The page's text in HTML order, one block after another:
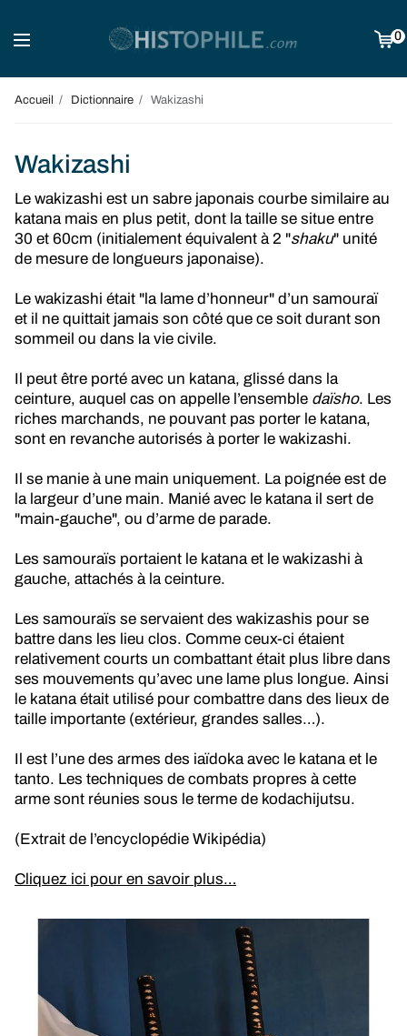
0
Accueil Dictionnaire Wakizashi
Wakizashi
Le wakizashi est un sabre japonais courbe similaire au
katana mais en plus petit, dont la taille se situe entre
30 et 60cm (initialement équivalent à 2 "shaku" unité
de mesure de longueurs japonaise).
Le wakizashi était "la lame d’honneur" d’un samouraï
et il ne quittait jamais son côté que ce soit durant son
sommeil ou dans la vie civile.
Il peut être porté avec un katana, glissé dans la
ceinture, auquel cas on appelle l’ensemble daïsho. Les
riches marchands, ne pouvant pas porter le katana,
sont en revanche autorisés à porter le wakizashi.
Il se manie à une main uniquement. La poignée est de
la largeur d’une main. Manié avec le katana il sert de
"main-gauche", ou d’arme de parade.
Les samouraïs portaient le katana et le wakizashi à
gauche, attachés à la ceinture.
Les samouraïs se servaient des wakizashis pour se
battre dans les lieu clos. Comme ceux-ci étaient
relativement courts un combattant était plus libre dans
ses mouvements qu’avec une lame plus longue. Ainsi
le katana était utilisé pour combattre dans des lieux de
taille importante (extérieur, grandes salles…).
Il est l’une des armes des iaïdoka avec le katana et le
tanto. Les techniques de combats propres à cette
arme sont réunies sous le terme de kodachijutsu.
(Extrait de l’encyclopédie Wikipédia)
Cliquez ici pour en savoir plus…